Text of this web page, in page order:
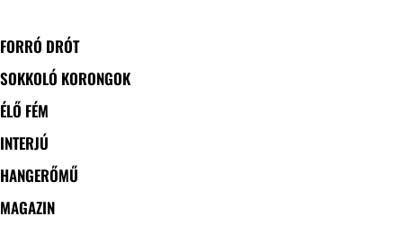
FORRÓ DRÓT
SOKKOLÓ KORONGOK
ÉLŐ FÉM
INTERJÚ
HANGERŐMŰ
MAGAZIN